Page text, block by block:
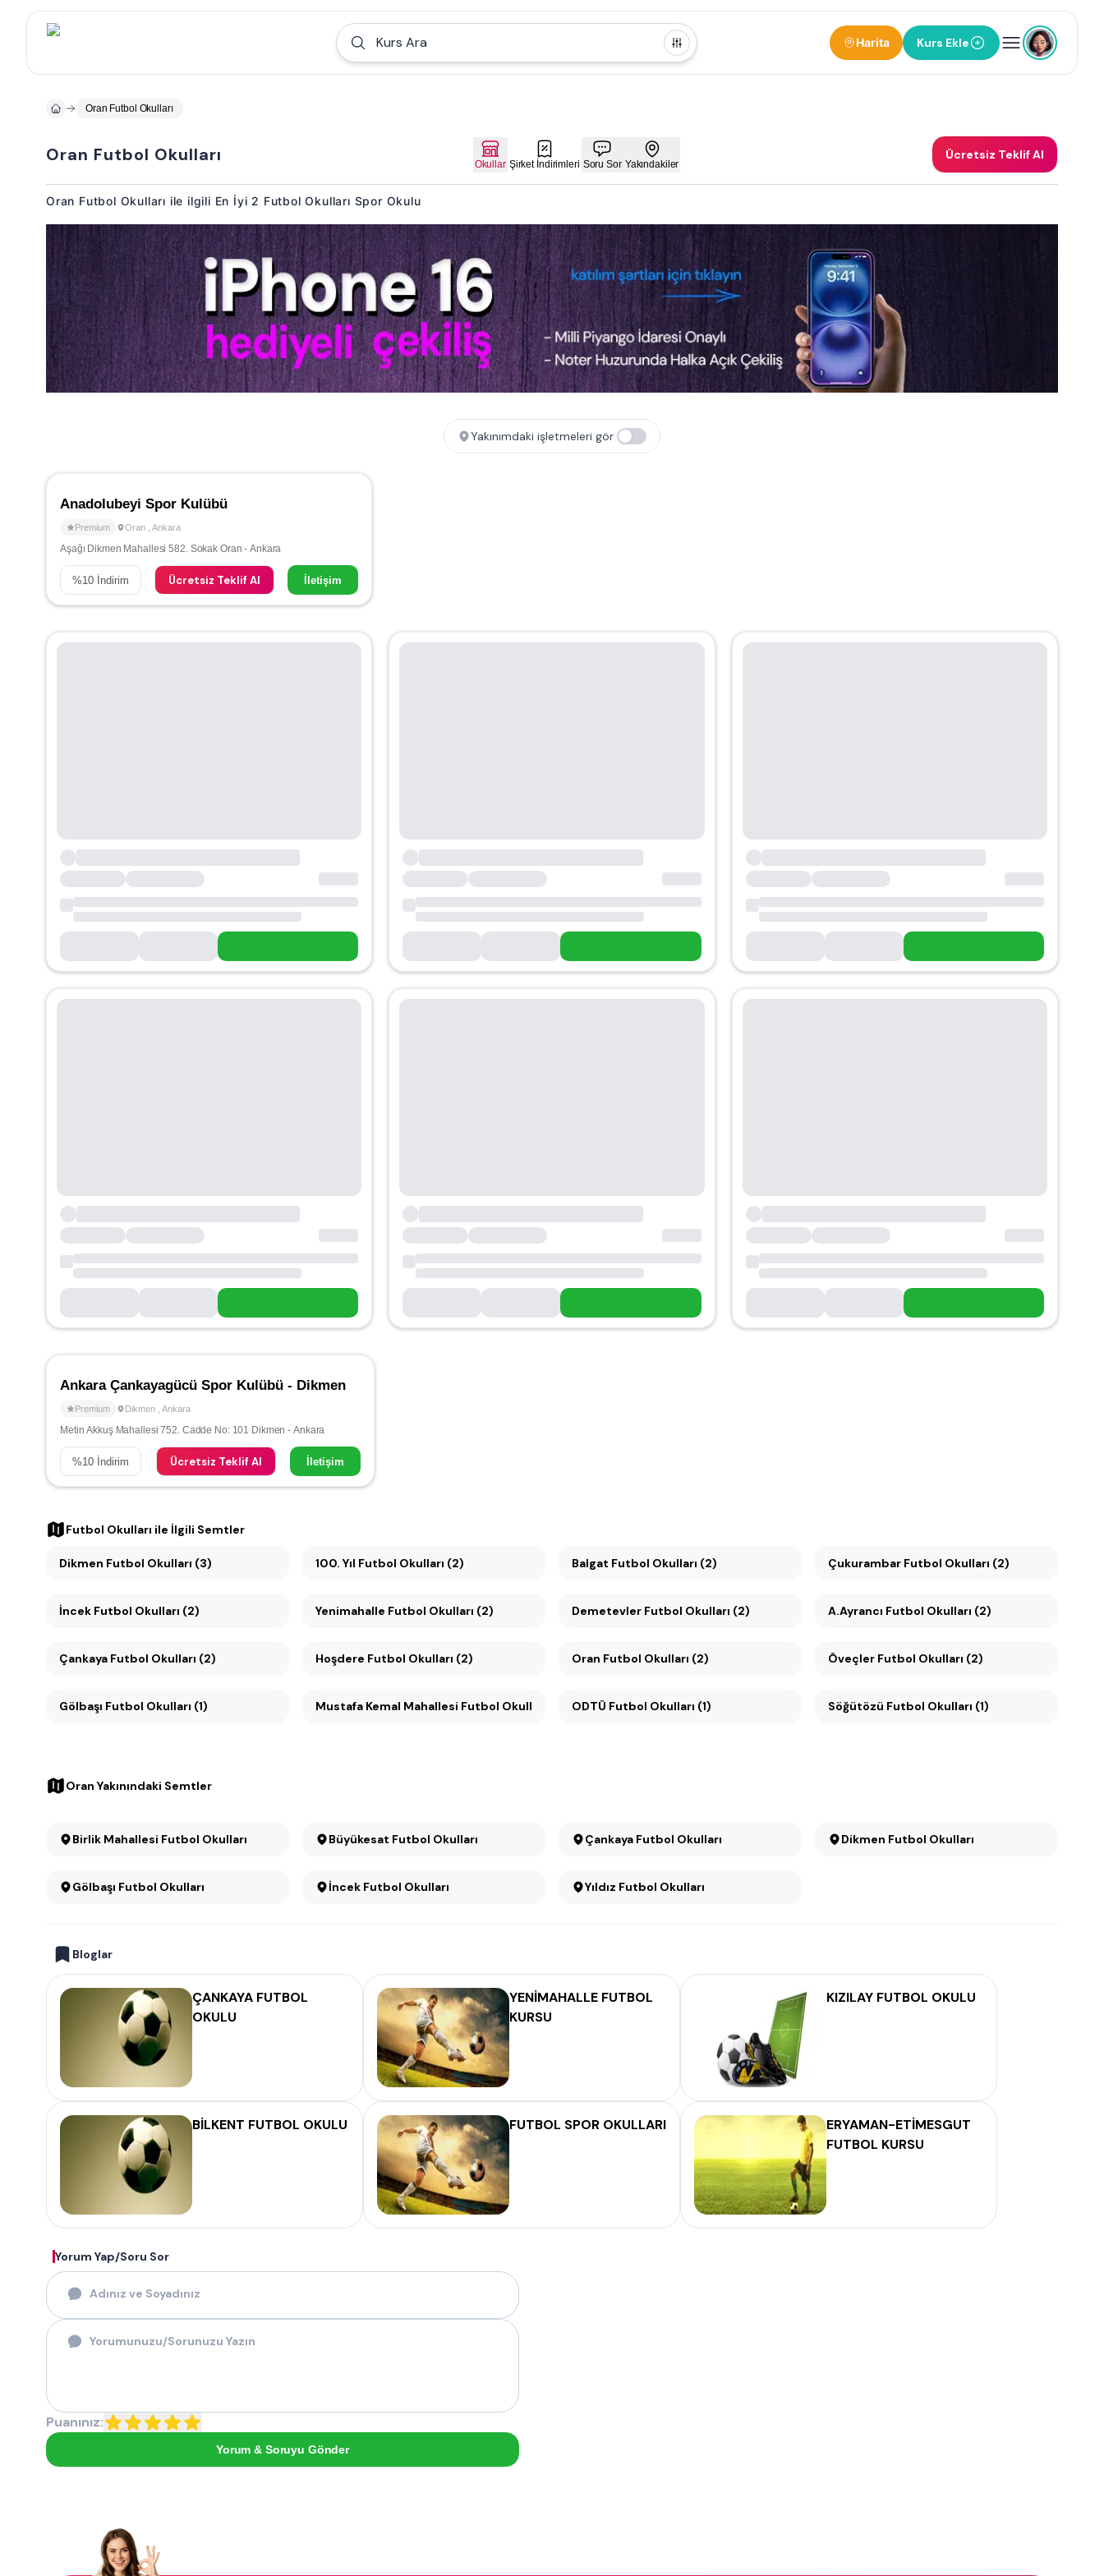
Kurs Ara Harita Kurs Ekle
Oran Futbol Okulları
Oran Futbol Okulları Okullar Şirket İndirimleri Soru Sor Yakındakiler
Ücretsiz Teklif Al
Oran Futbol Okulları ile ilgili En İyi 2 Futbol Okulları Spor Okulu
Yakınımdaki işletmeleri gör
Anadolubeyi Spor Kulübü
Premium Oran Ankara
Aşağı Dikmen Mahallesi 582. Sokak Oran - Ankara
%10 İndirim Ücretsiz Teklif Al İletişim
Ankara Çankayagücü Spor Kulübü - Dikmen
Premium Dikmen Ankara
Metin Akkuş Mahallesi 752. Cadde No: 101 Dikmen - Ankara
%10 İndirim Ücretsiz Teklif Al İletişim
Futbol Okulları ile İlgili Semtler
Dikmen Futbol Okulları (3) 100. Yıl Futbol Okulları (2) Balgat Futbol Okulları (2) Çukurambar Futbol Okulları (2)
İncek Futbol Okulları (2) Yenimahalle Futbol Okulları (2) Demetevler Futbol Okulları (2) A.Ayrancı Futbol Okulları (2)
Çankaya Futbol Okulları (2) Hoşdere Futbol Okulları (2) Oran Futbol Okulları (2) Öveçler Futbol Okulları (2)
Gölbaşı Futbol Okulları (1) Mustafa Kemal Mahallesi Futbol Okulları (1) ODTÜ Futbol Okulları (1) Söğütözü Futbol Okulları (1)
Oran Yakınındaki Semtler
Birlik Mahallesi Futbol Okulları Büyükesat Futbol Okulları Çankaya Futbol Okulları Dikmen Futbol Okulları
Gölbaşı Futbol Okulları İncek Futbol Okulları Yıldız Futbol Okulları
Bloglar
ÇANKAYA FUTBOL
OKULU
YENİMAHALLE FUTBOL
KURSU
KIZILAY FUTBOL OKULU
BİLKENT FUTBOL OKULU FUTBOL SPOR OKULLARI
ERYAMAN-ETİMESGUT
FUTBOL KURSU
Yorum Yap/Soru Sor
Puanınız:
Yorum & Soruyu Gönder